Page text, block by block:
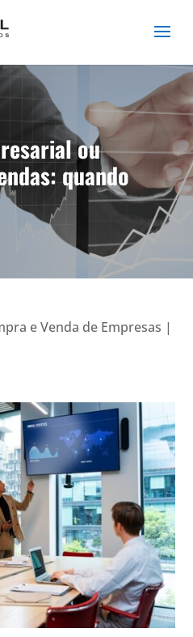
ou
quando
e Venda de Empresas |